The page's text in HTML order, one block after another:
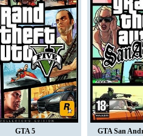
GTA 5 GTA San